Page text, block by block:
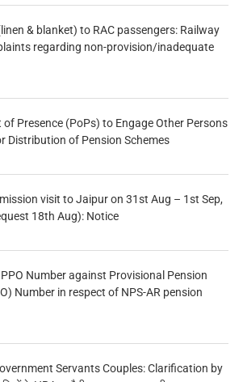
& blanket) to RAC passengers: Railway
regarding non-provision/inadequate
of Presence (PoPs) to Engage Other Persons
Distribution of Pension Schemes
visit to Jaipur on 31st Aug – 1st Sep,
18th Aug): Notice
Number against Provisional Pension
Number in respect of NPS-AR pension
Servants Couples: Clarification by